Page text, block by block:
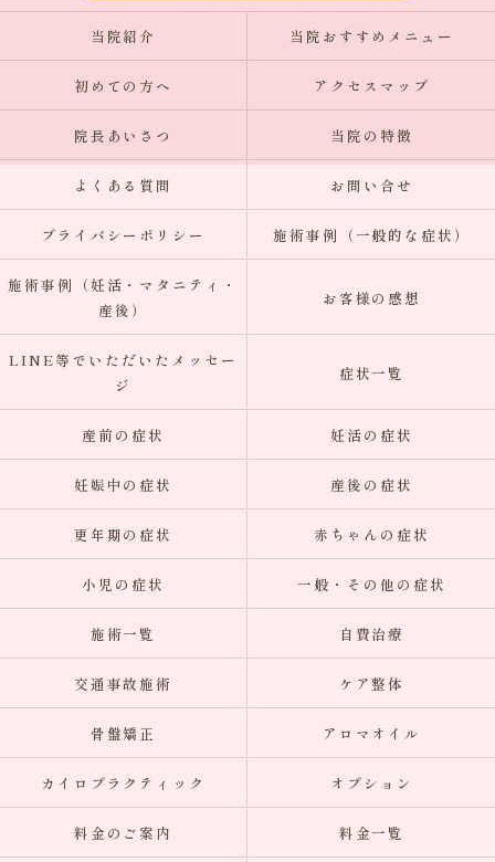
当院紹介 当院おすすめメニュー
初めての方へ アクセスマップ
院長あいさつ 当院の特徴
よくある質問 お問い合せ
プライバシーポリシー 施術事例（一般的な症状）
施術事例（妊活・マタニティ・
産後）
お客様の感想
LINE等でいただいたメッセー
ジ
症状一覧
産前の症状 妊活の症状
妊娠中の症状 産後の症状
更年期の症状 赤ちゃんの症状
小児の症状 一般・その他の症状
施術一覧 自費治療
交通事故施術 ケア整体
骨盤矯正 アロマオイル
カイロプラクティック オプション
料金のご案内 料金一覧